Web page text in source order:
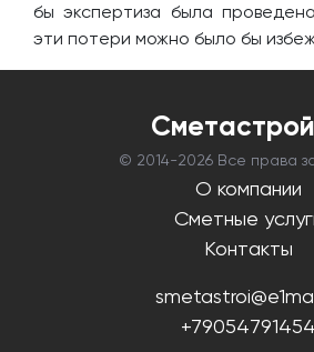
бы экспертиза была
эти потери можно было бы
© 2014-2026 Все права
О компании
Сметные
Контакты
+79054791454